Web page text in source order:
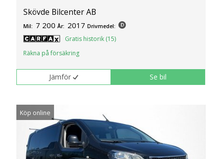
Skövde Bilcenter AB
Mil: 7 200 År: 2017 Drivmedel:
Gratis historik (15)
Räkna på försäkring
Jämför Se bil
Köp online